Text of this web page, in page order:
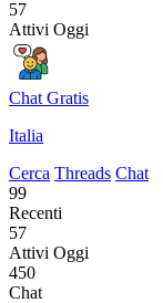
57
Attivi Oggi
Chat Gratis
Italia
Cerca Threads Chat
99
Recenti
57
Attivi Oggi
450
Chat